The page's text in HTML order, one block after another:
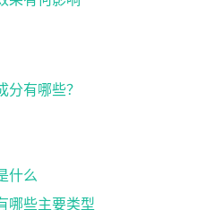
有哪些？
什么
哪些主要类型